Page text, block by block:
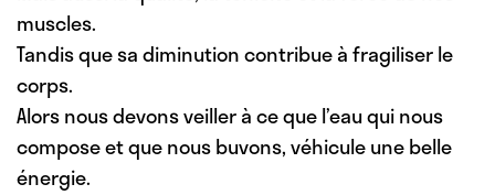
muscles.
Tandis que sa diminution contribue à fragiliser le
corps.
Alors nous devons veiller à ce que l’eau qui nous
compose et que nous buvons, véhicule une belle
énergie.